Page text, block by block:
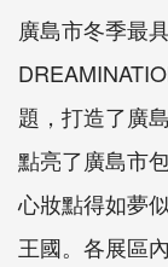
廣島市冬季最
題，打造了廣
點亮了廣島市
心妝點得如夢
王國。各展區